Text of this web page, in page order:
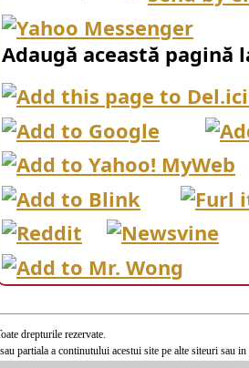
Adaugă această pagină
drepturile rezervate.
partiala a continutului acestui site pe alte siteuri sau